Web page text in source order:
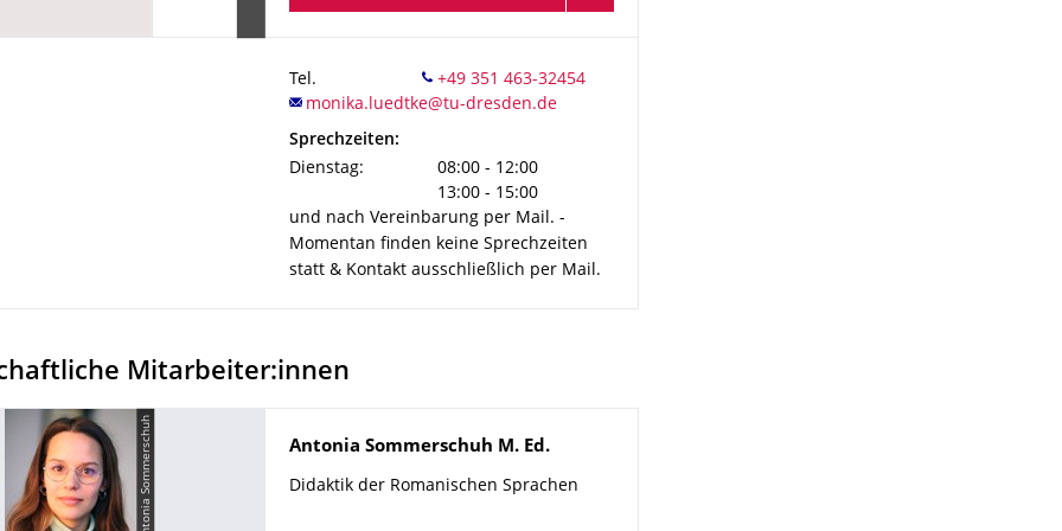
Tel.
Sprechzeiten:
Dienstag:
08:00 - 12:00
13:00 - 15:00
und nach Vereinbarung per Mail. -
Momentan finden keine Sprechzeiten
statt & Kontakt ausschließlich per Mail.
Mitarbeiter:innen
© Antonia Sommerschuh Name
Antonia Sommerschuh M. Ed.
Didaktik der Romanischen Sprachen